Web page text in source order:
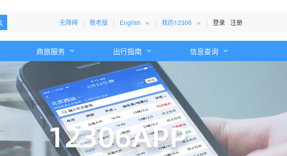
无障碍 | 敬老版 | English | 我的12306 | 登录 注册
商旅服务 出行指南 信息查询